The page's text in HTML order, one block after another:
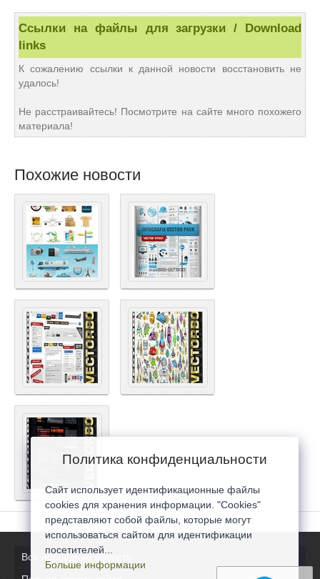
Ссылки на файлы для загрузки / Download
links
К сожалению ссылки к данной новости восстановить не
удалось!
Не расстраивайтесь! Посмотрите на сайте много похожего
материала!
Похожие новости
Все последние новости
Политика конфиденциальности
Сайт использует идентификационные файлы
cookies для хранения информации. "Cookies"
представляют собой файлы, которые могут
использоваться сайтом для идентификации
посетителей...
Больше информации